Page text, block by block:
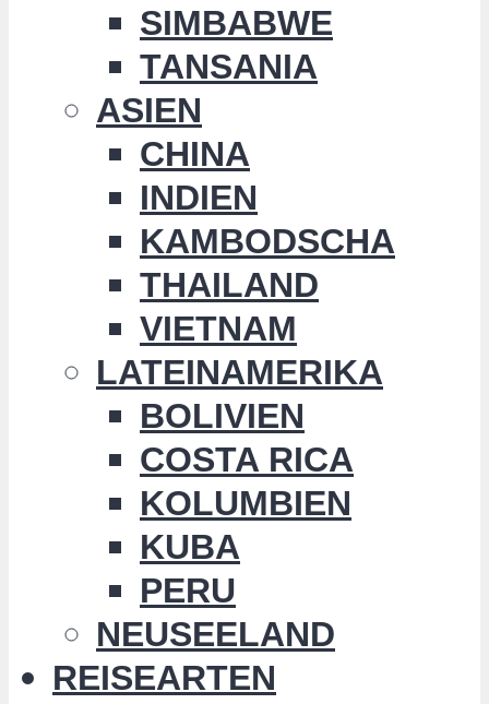
SIMBABWE
TANSANIA
ASIEN
CHINA
INDIEN
KAMBODSCHA
THAILAND
VIETNAM
LATEINAMERIKA
BOLIVIEN
COSTA RICA
KOLUMBIEN
KUBA
PERU
NEUSEELAND
REISEARTEN